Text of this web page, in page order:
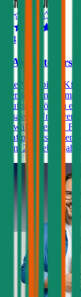
4,4
VAV
Die VAV bietet
Aufpreis können
Insassen-
gewählt werden.
dem 23.